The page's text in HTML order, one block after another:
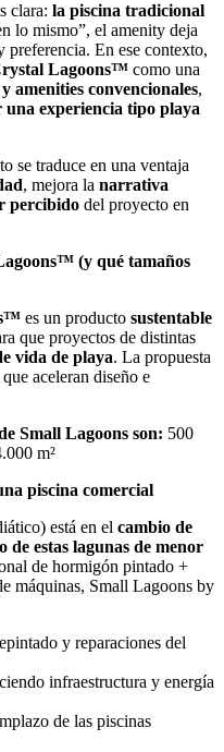
clara: la piscina tradicional
lo mismo”, el amenity deja
En ese contexto,
Lagoons™ como una
amenities convencionales,
una experiencia tipo playa
se traduce en una ventaja
, mejora la narrativa
percibido del proyecto en
(y qué tamaños
es un producto sustentable
que proyectos de distintas
vida de playa. La propuesta
que aceleran diseño e
Small Lagoons son: 500
m²
piscina comercial
está en el cambio de
estas lagunas de menor
de hormigón pintado +
máquinas, Small Lagoons by
y reparaciones del
infraestructura y energía
de las piscinas